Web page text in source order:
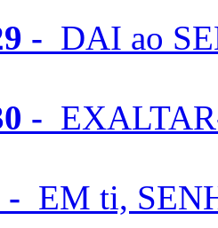
- DAI ao
-
- EM ti,